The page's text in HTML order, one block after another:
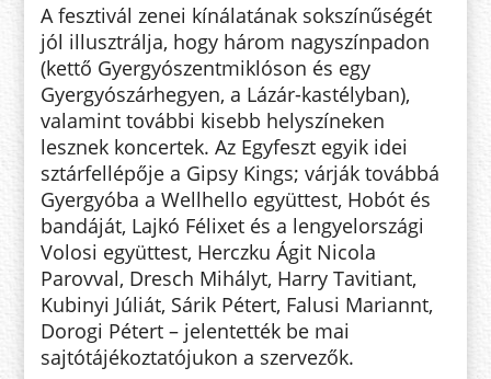
A fesztivál zenei kínálatának sokszínűségét
jól illusztrálja, hogy három nagyszínpadon
(kettő Gyergyószentmiklóson és egy
Gyergyószárhegyen, a Lázár-kastélyban),
valamint további kisebb helyszíneken
lesznek koncertek. Az Egyfeszt egyik idei
sztárfellépője a Gipsy Kings; várják továbbá
Gyergyóba a Wellhello együttest, Hobót és
bandáját, Lajkó Félixet és a lengyelországi
Volosi együttest, Herczku Ágit Nicola
Parovval, Dresch Mihályt, Harry Tavitiant,
Kubinyi Júliát, Sárik Pétert, Falusi Mariannt,
Dorogi Pétert – jelentették be mai
sajtótájékoztatójukon a szervezők.